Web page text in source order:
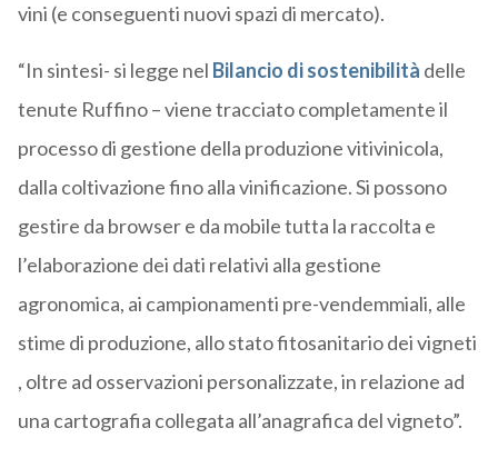
vini (e conseguenti nuovi spazi di mercato).
“In sintesi- si legge nel Bilancio di sostenibilità delle
tenute Ruffino – viene tracciato completamente il
processo di gestione della produzione vitivinicola,
dalla coltivazione fino alla vinificazione. Si possono
gestire da browser e da mobile tutta la raccolta e
l’elaborazione dei dati relativi alla gestione
agronomica, ai campionamenti pre-vendemmiali, alle
stime di produzione, allo stato fitosanitario dei vigneti
, oltre ad osservazioni personalizzate, in relazione ad
una cartografia collegata all’anagrafica del vigneto”.